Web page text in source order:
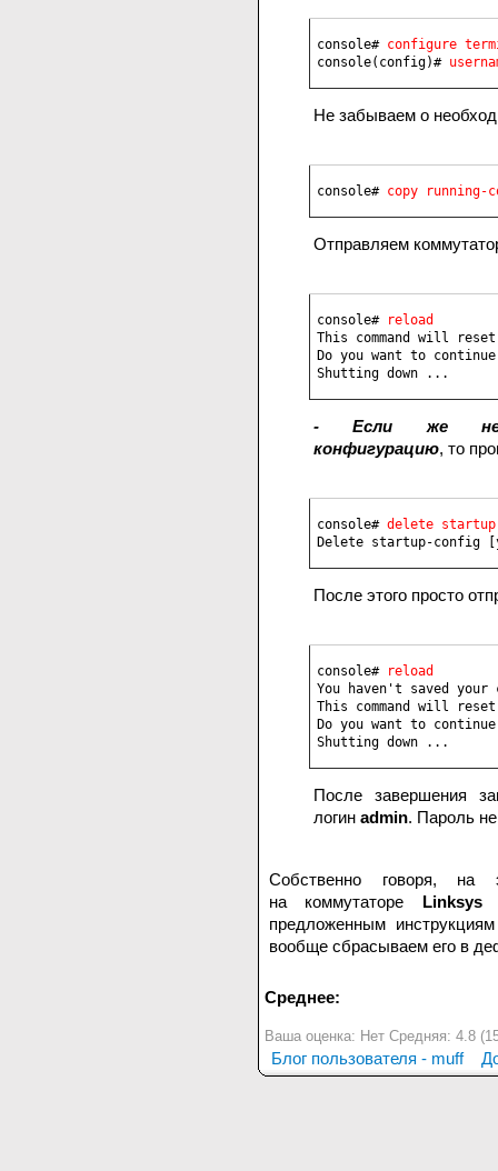
console#
console(config)#
Не забываем о
console# copy
Отправляем
console# reload
This command will
Do you want to
Shutting down ...
- Если же
конфигурацию, то
console#
Delete startup-config
После этого просто
console# reload
You haven't saved
This command will
Do you want to
Shutting down ...
После завершения
логин admin. Пароль
Собственно говоря, на
на коммутаторе Linksys
предложенным
вообще сбрасываем его в
Среднее:
Ваша оценка: Нет Средняя: 4.8 (
Блог пользователя - muff